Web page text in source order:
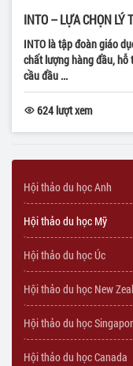
INTO – LỰA CHỌN LÝ
INTO là tập đoàn giáo
chất lượng hàng đầu, hỗ
cầu đầu ...
624 lượt xem
Hội thảo du học Anh
Hội thảo du học Mỹ
Hội thảo du học Úc
Hội thảo du học New
Hội thảo du học
Hội thảo du học Canada